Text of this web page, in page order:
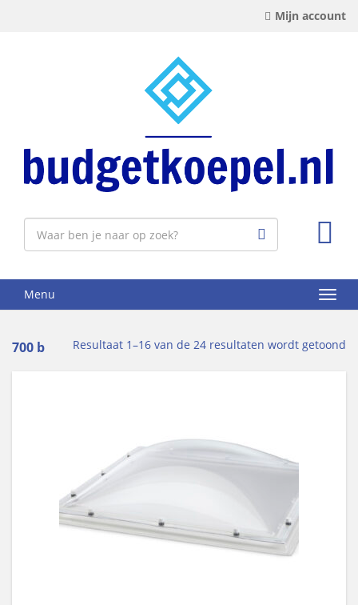
Mijn account
Menu
700 b Resultaat 1–16 van de 24 resultaten wordt getoond